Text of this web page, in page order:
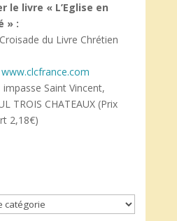
le livre « L’Eglise en
» :
du Livre Chrétien
www.clcfrance.com
Saint Vincent,
TROIS CHATEAUX (Prix
2,18€)